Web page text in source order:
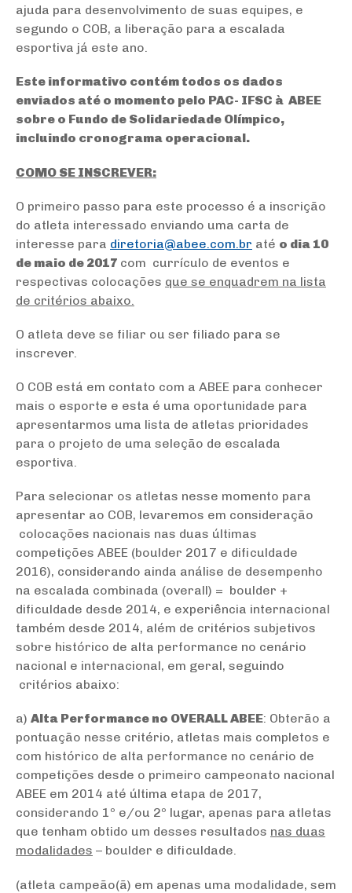
ajuda para desenvolvimento de suas equipes, e
segundo o COB, a liberação para a escalada
esportiva já este ano.
Este informativo contém todos os dados
enviados até o momento pelo PAC- IFSC à ABEE
sobre o Fundo de Solidariedade Olímpico,
incluindo cronograma operacional.
COMO SE INSCREVER:
O primeiro passo para este processo é a inscrição
do atleta interessado enviando uma carta de
interesse para diretoria@abee.com.br até o dia 10
de maio de 2017 com currículo de eventos e
respectivas colocações que se enquadrem na lista
de critérios abaixo.
O atleta deve se filiar ou ser filiado para se
inscrever.
O COB está em contato com a ABEE para conhecer
mais o esporte e esta é uma oportunidade para
apresentarmos uma lista de atletas prioridades
para o projeto de uma seleção de escalada
esportiva.
Para selecionar os atletas nesse momento para
apresentar ao COB, levaremos em consideração
colocações nacionais nas duas últimas
competições ABEE (boulder 2017 e dificuldade
2016), considerando ainda análise de desempenho
na escalada combinada (overall) = boulder +
dificuldade desde 2014, e experiência internacional
também desde 2014, além de critérios subjetivos
sobre histórico de alta performance no cenário
nacional e internacional, em geral, seguindo
critérios abaixo:
a) Alta Performance no OVERALL ABEE: Obterão a
pontuação nesse critério, atletas mais completos e
com histórico de alta performance no cenário de
competições desde o primeiro campeonato nacional
ABEE em 2014 até última etapa de 2017,
considerando 1º e/ou 2º lugar, apenas para atletas
que tenham obtido um desses resultados nas duas
modalidades – boulder e dificuldade.
(atleta campeão(ã) em apenas uma modalidade, sem